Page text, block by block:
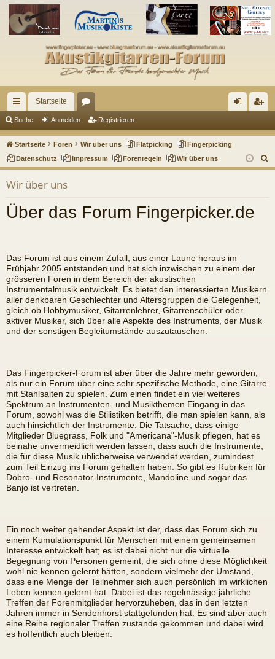
ch
ne
llz
Startseite
en m ist
rie
Suche Anmelden Registrieren
Startseite Foren Wir über uns Flatpicking
Fingerpicking
Datenschutz
Impressum Forenregeln Wir über uns
u
Wir über uns
Über das Forum Fingerpicker.de
Das Forum ist aus einem Zufall, aus einer Laune heraus im
Frühjahr 2005 entstanden und hat sich inzwischen zu einem der
grösseren Foren in dem Bereich der akustischen
Instrumentalmusik entwickelt. Es bietet den interessierten Musikern
aller denkbaren Geschlechter und Altersgruppen die Gelegenheit,
gleich ob Hobbymusiker, Gitarrenlehrer, Gitarrenschüler oder
aktiver Musiker, sich über alle Aspekte des Instruments, der Musik
und der sonstigen Begleitumstände auszutauschen.
Das Fingerpicker-Forum ist aber über die Jahre mehr geworden,
als nur ein Forum über eine sehr spezifische Methode, eine Gitarre
mit Stahlsaiten zu spielen. Zum einen findet ein viel weiteres
Spektrum an Instrumenten- und Musikthemen Eingang in das
Forum, sowohl was die Stilistiken betrifft, die man spielen kann, als
auch hinsichtlich der Instrumente. Die Tatsache, dass einige
Mitglieder Bluegrass, Folk und "Americana"-Musik pflegen, hat es
beinahe unvermeidlich werden lassen, dass auch die Instrumente,
die für diese Musik üblicherweise verwendet werden, zumindest
zum Teil Einzug ins Forum gehalten haben. So gibt es Rubriken für
Dobro- und Resonator-Instrumente, Mandoline und sogar das
Banjo ist vertreten.
Ein noch weiter gehender Aspekt ist der, dass das Forum sich zu
einem Kumulationspunkt für Menschen mit einem gemeinsamen
Interesse entwickelt hat; es ist dabei nicht nur die virtuelle
Begegnung von Personen gemeint, die sich ohne diese Möglichkeit
wohl nie kennen gelernt hätten, sondern vielmehr der Umstand,
dass eine Menge der Teilnehmer sich auch persönlich im wirklichen
Leben kennen gelernt hat. Dabei ist das regelmässige jährliche
Treffen der Forenmitglieder hervorzuheben, das in den letzten
Jahren immer in Sendenhorst stattgefunden hat. Es sind aber auch
eine Reihe regionaler Treffen zustande gekommen und dabei wird
es hoffentlich auch bleiben.